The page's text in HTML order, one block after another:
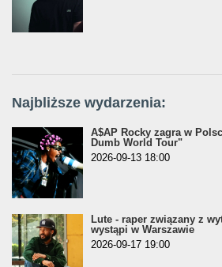
Najbliższe wydarzenia:
A$AP Rocky zagra w
Dumb World Tour"
2026-09-13 18:00
Lute - raper związany z
wystąpi w Warszawie
2026-09-17 19:00